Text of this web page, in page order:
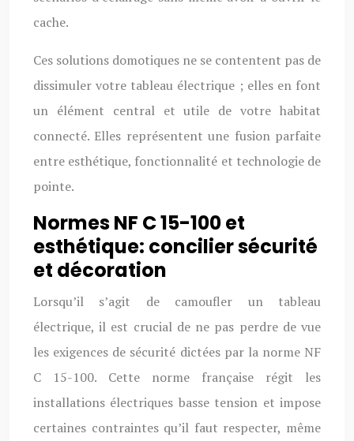
cache.
Ces solutions domotiques ne se contentent pas de
dissimuler votre tableau électrique ; elles en font
un élément central et utile de votre habitat
connecté. Elles représentent une fusion parfaite
entre esthétique, fonctionnalité et technologie de
pointe.
Normes NF C 15-100 et
esthétique: concilier sécurité
et décoration
Lorsqu’il s’agit de camoufler un tableau
électrique, il est crucial de ne pas perdre de vue
les exigences de sécurité dictées par la norme NF
C 15-100. Cette norme française régit les
installations électriques basse tension et impose
certaines contraintes qu’il faut respecter, même